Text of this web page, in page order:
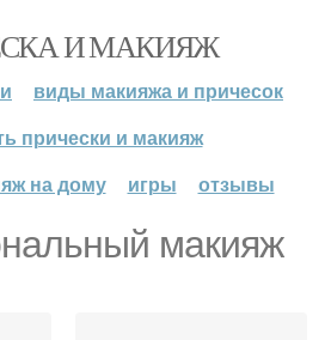
И МАКИЯЖ
виды макияжа и причесок
прически и макияж
на дому
игры отзывы
макияж